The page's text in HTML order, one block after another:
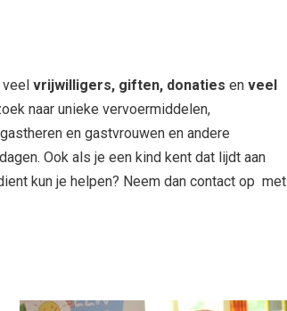
veel vrijwilligers, giften, donaties en veel
naar unieke vervoermiddelen,
en gastvrouwen en andere
Ook als je een kind kent dat lijdt aan
kun je helpen? Neem dan contact op met